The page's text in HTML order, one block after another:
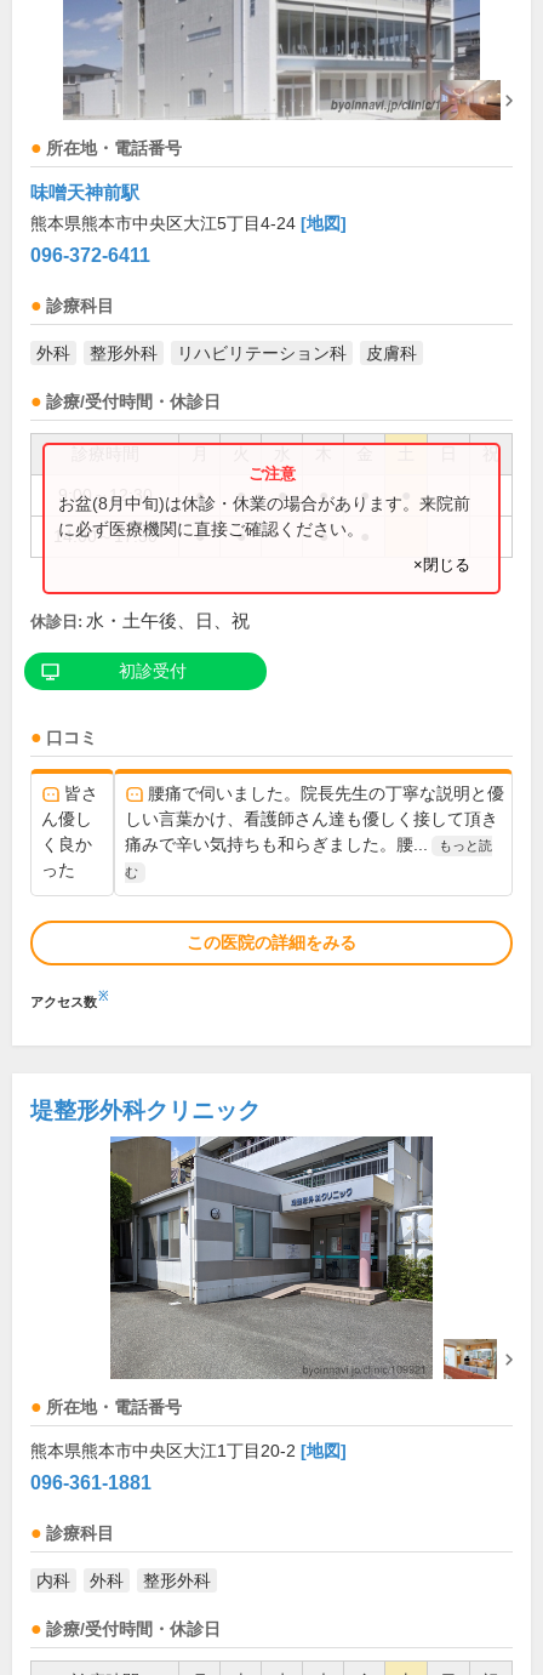
所在地・電話番号
味噌天神前駅
熊本県熊本市中央区大江5丁目4-24 [地図]
096-372-6411
診療科目
外科 整形外科 リハビリテーション科 皮膚科
診療/受付時間・休診日
祝
9:00～12:30 ● ● ● ● ●
14:00～17:30 ● ● ●
お盆(8月中旬)は休診・休業の場合があります。来院前
に必ず医療機関に直接ご確認ください。
×閉じる
休診日: 水・土午後、日、祝
初診受付
口コミ
皆さ
ん優し
く良か
った
腰痛で伺いました。院長先生の丁寧な説明と優
しい言葉かけ、看護師さん達も優しく接して頂き
痛みで辛い気持ちも和らぎました。腰...
もっと読
む
この医院の詳細をみる
アクセス数※
堤整形外科クリニック
所在地・電話番号
熊本県熊本市中央区大江1丁目20-2 [地図]
096-361-1881
診療科目
内科 外科 整形外科
診療/受付時間・休診日